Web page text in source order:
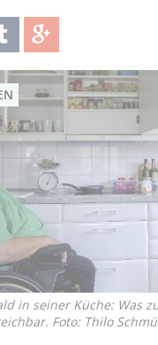
teilen
in seiner Küche: Was
Foto: Thilo